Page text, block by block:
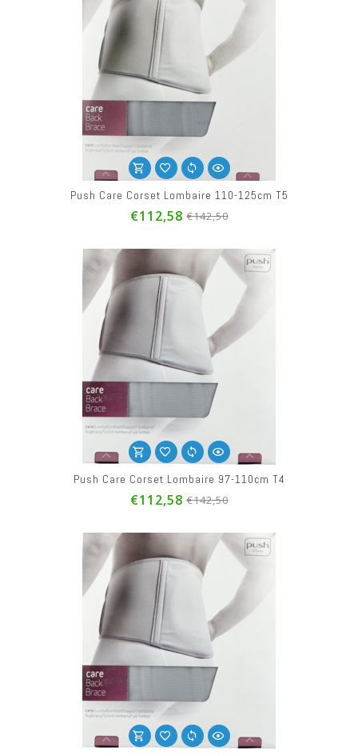
Push Care Corset Lombaire 110-125cm T5
€112,58 €142,50
Push Care Corset Lombaire 97-110cm T4
€112,58 €142,50